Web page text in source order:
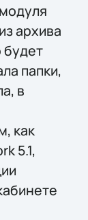
архива
папки,
в
как
5.1,